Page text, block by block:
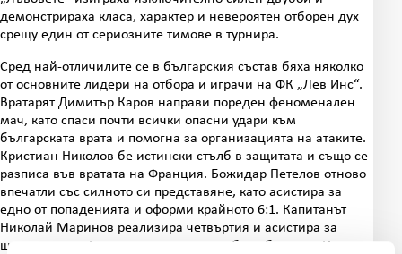
демонстрираха класа, характер и невероятен отборен дух
срещу един от сериозните тимове в турнира.
Сред най-отличилите се в българския състав бяха няколко
от основните лидери на отбора и играчи на ФК „Лев Инс“.
Вратарят Димитър Каров направи пореден феноменален
мач, като спаси почти всички опасни удари към
българската врата и помогна за организацията на атаките.
Кристиан Николов бе истински стълб в защитата и също се
разписа във вратата на Франция. Божидар Петелов отново
впечатли със силното си представяне, като асистира за
едно от попаденията и оформи крайното 6:1. Капитанът
Николай Маринов реализира четвъртия и асистира за
шестия гол за България и заслужено бе избран за „Играч